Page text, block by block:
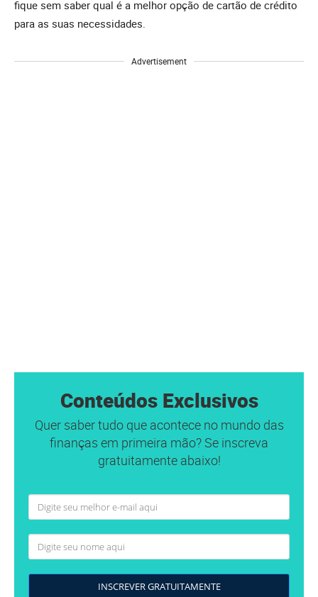
fique sem saber qual é a melhor opção de cartão de crédito
para as suas necessidades.
Advertisement
Conteúdos Exclusivos
Quer saber tudo que acontece no mundo das
finanças em primeira mão? Se inscreva
gratuitamente abaixo!
INSCREVER GRATUITAMENTE